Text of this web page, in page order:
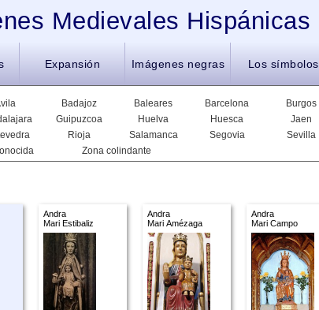
Medievales Hispánicas
Expansión Imágenes negras Los símbolos
Badajoz Baleares Barcelona Burgos
Guipuzcoa Huelva Huesca Jaen
Rioja Salamanca Segovia Sevilla
Zona colindante
Andra
Mari Estibaliz
Andra
Mari Amézaga
Andra
Mari Campo